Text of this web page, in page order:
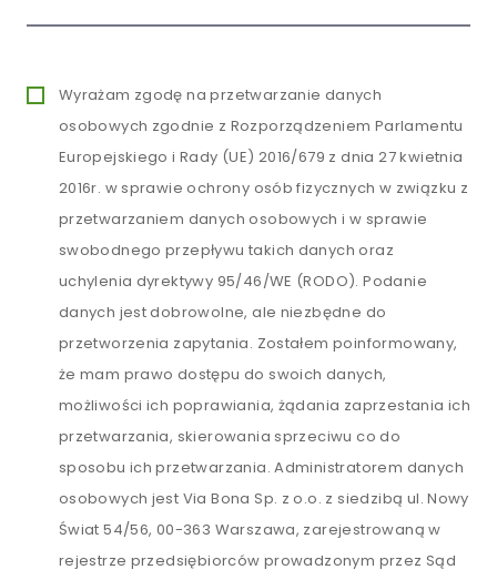
Wyrażam zgodę na przetwarzanie danych
osobowych zgodnie z Rozporządzeniem Parlamentu
Europejskiego i Rady (UE) 2016/679 z dnia 27 kwietnia
2016r. w sprawie ochrony osób fizycznych w związku z
przetwarzaniem danych osobowych i w sprawie
swobodnego przepływu takich danych oraz
uchylenia dyrektywy 95/46/WE (RODO). Podanie
danych jest dobrowolne, ale niezbędne do
przetworzenia zapytania. Zostałem poinformowany,
że mam prawo dostępu do swoich danych,
możliwości ich poprawiania, żądania zaprzestania ich
przetwarzania, skierowania sprzeciwu co do
sposobu ich przetwarzania. Administratorem danych
osobowych jest Via Bona Sp. z o.o. z siedzibą ul. Nowy
Świat 54/56, 00-363 Warszawa, zarejestrowaną w
rejestrze przedsiębiorców prowadzonym przez Sąd